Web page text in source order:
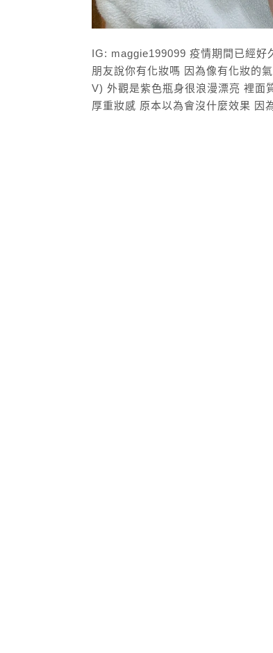
IG: maggie199099 疫情期間已經好
朋友說你有化妝嗎 因為像有化妝的
V) 外觀是紫色瓶身很浪漫漂亮 裡面
厚重妝感 原本以為會沒什麼效果 因